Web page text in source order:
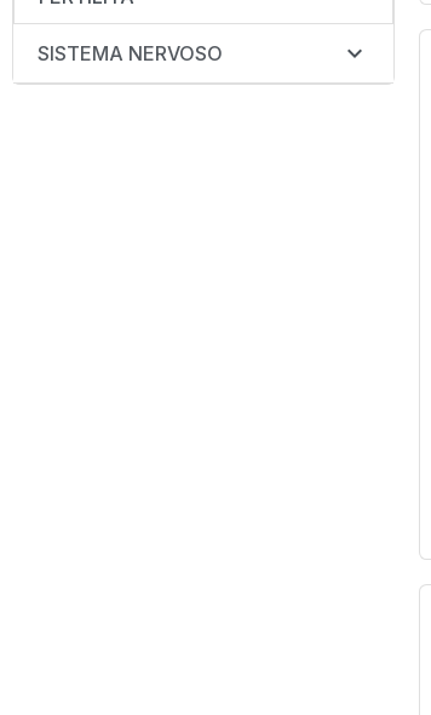
SISTEMA NERVOSO 